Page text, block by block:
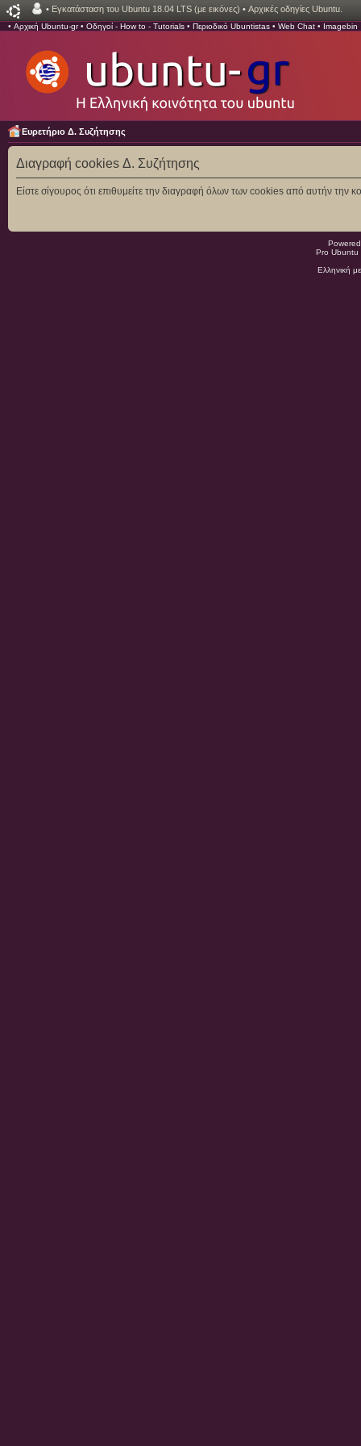
• Εγκατάσταση του Ubuntu 18.04 LTS (με εικόνες) • Αρχικές οδηγίες Ubuntu.
• Αρχική Ubuntu-gr• Οδηγοί - How to - Tutorials • Περιοδικό Ubuntistas • Web Chat • Imagebin
Ευρετήριο Δ. Συζήτησης
Διαγραφή cookies Δ. Συζήτησης
Είστε σίγουρος ότι επιθυμείτε την διαγραφή όλων των cookies από αυτήν την
Pro
Ελληνική